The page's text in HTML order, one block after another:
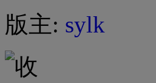
版主: sylk